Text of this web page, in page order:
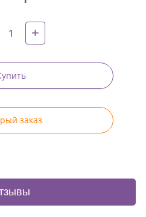
Pinterest
+
заказ